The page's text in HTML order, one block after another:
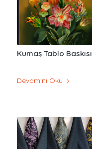
Kumaş Tablo Baskısı
Devamını Oku